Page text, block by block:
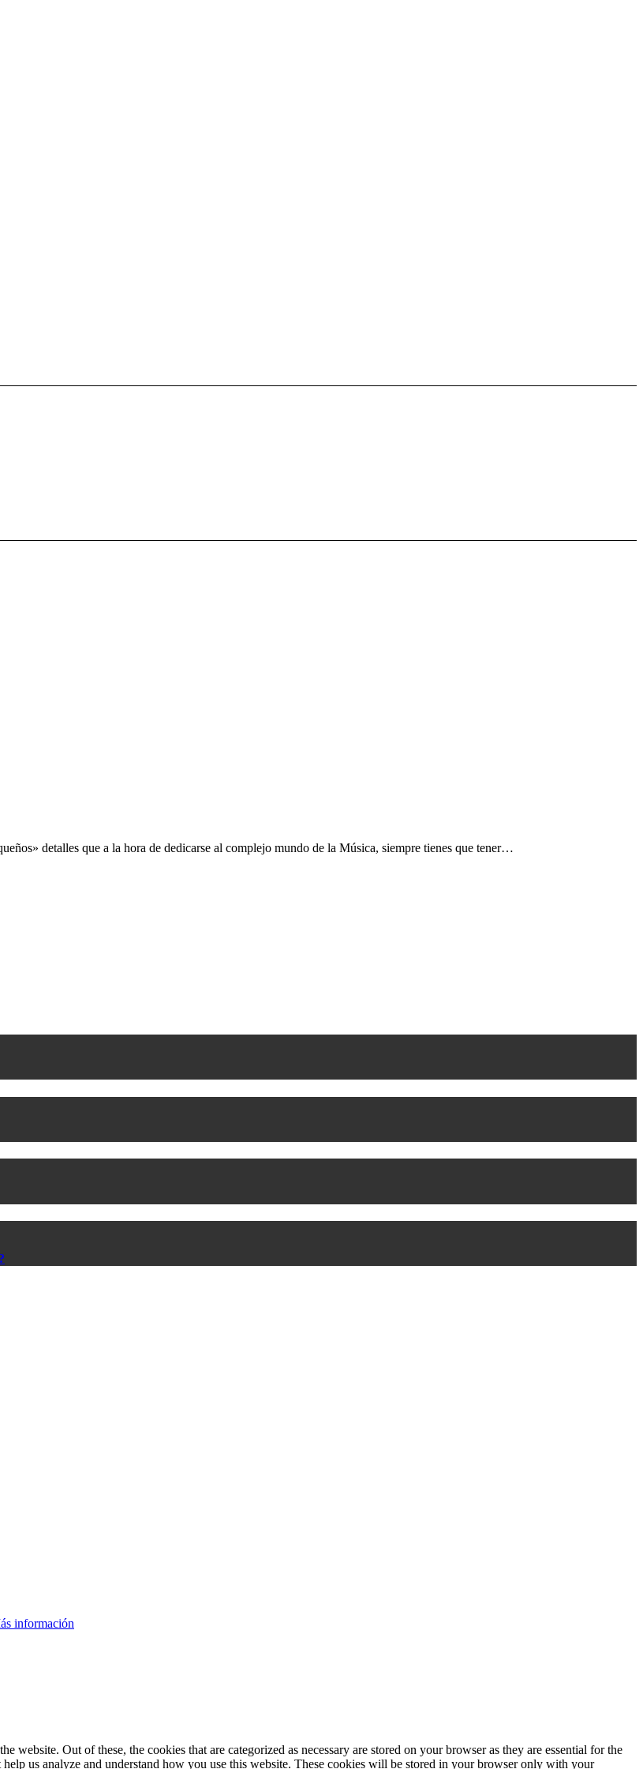
detalles que a la hora de dedicarse al complejo mundo de la Música, siempre tienes que tener…
información
Out of these, the cookies that are categorized as necessary are stored on your browser as they are essential for the
us analyze and understand how you use this website. These cookies will be stored in your browser only with your